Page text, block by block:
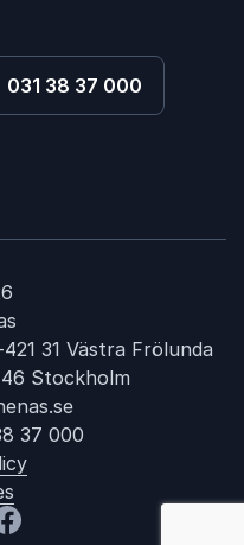
031 38 37 000
31 Västra Frölunda
Stockholm
37 000